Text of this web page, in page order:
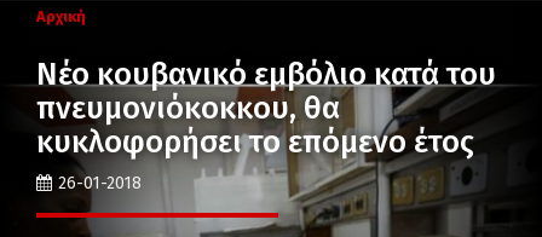
Αρχική
Νέο κουβανικό εμβόλιο κατά του
πνευμονιόκοκκου, θα
κυκλοφορήσει το επόμενο έτος
26-01-2018